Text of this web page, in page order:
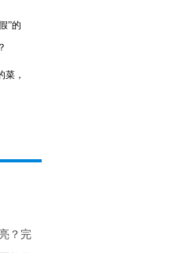
菜，
？完